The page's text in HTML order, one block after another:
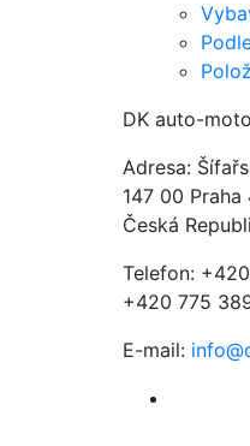
DK auto-
Adresa:
147 00 Praha
Česká
Telefon:
+420 775
E-mail: